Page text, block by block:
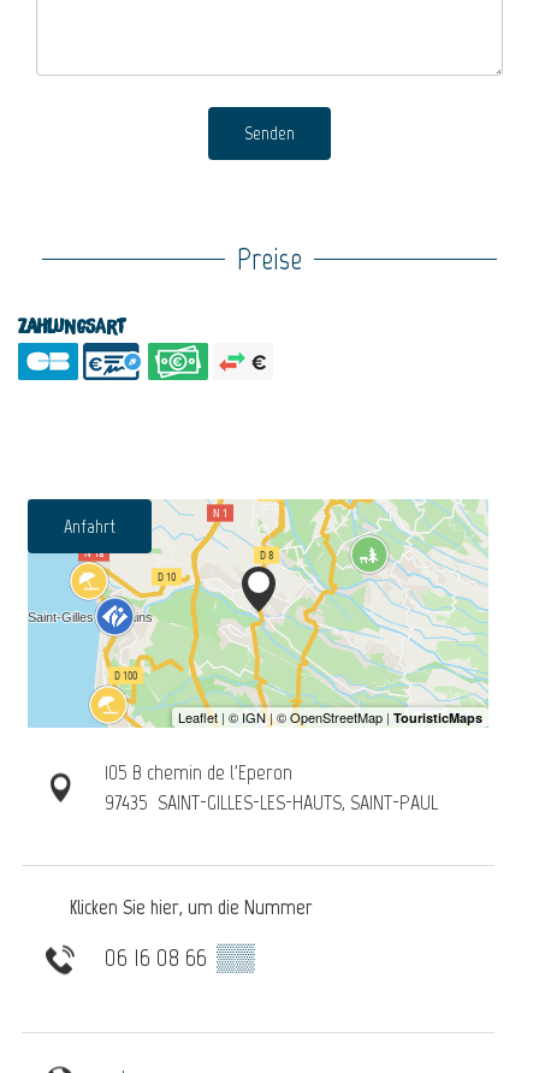
Senden
Preise
Zahlungsart
Anfahrt
105 B chemin de l'Eperon
97435 SAINT-GILLES-LES-HAUTS, SAINT-PAUL
Klicken Sie hier, um die Nummer
06 16 08 66 ▒▒